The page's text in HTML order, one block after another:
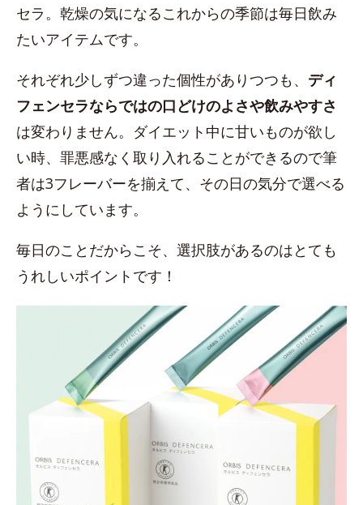
セラ。乾燥の気になるこれからの季節は毎日飲み
たいアイテムです。
それぞれ少しずつ違った個性がありつつも、 ディ
フェンセラならではの口どけのよさや飲みやすさ
は変わりません。ダイエット中に甘いものが欲し
い時、罪悪感なく取り入れることができるので筆
者は3フレーバーを揃えて、その日の気分で選べる
ようにしています。
毎日のことだからこそ、選択肢があるのはとても
うれしいポイントです！